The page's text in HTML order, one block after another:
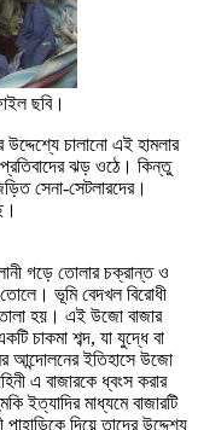
ছবি।
উদ্দেশ্যে চালানো এই হামলার
প্রতিবাদের ঝড় ওঠে। কিন্তু
সেনা-সেটলারদের।
গড়ে তোলার চক্রান্ত ও
ভূমি বেদখল বিরোধী
হয়। এই উজো বাজার
চাকমা শব্দ, যা যুদ্ধে বা
আন্দোলনের ইতিহাসে উজো
এ বাজারকে ধ্বংস করার
ইত্যাদির মাধ্যমে বাজারটি
দিয়ে তাদের উদ্দেশ্য